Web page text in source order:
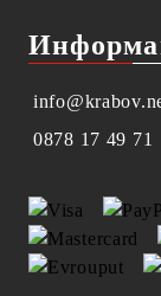
0878 17 49 71